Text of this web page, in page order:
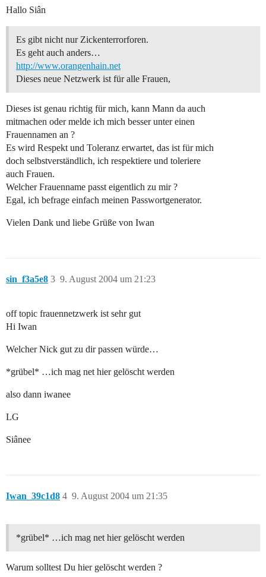
Hallo Siân
Es gibt nicht nur Zickenterrorforen.
Es geht auch anders…
http://www.orangenhain.net
Dieses neue Netzwerk ist für alle Frauen,
Dieses ist genau richtig für mich, kann Mann da auch
mitmachen oder melde ich mich besser unter einen
Frauennamen an ?
Es wird Respekt und Toleranz erwartet, das ist für mich
doch selbstverständlich, ich respektiere und toleriere
auch Frauen.
Welcher Frauenname passt eigentlich zu mir ?
Egal, ich befrage einfach meinen Passwortgenerator.
Vielen Dank und liebe Grüße von Iwan
sin_f3a5e8 9. August 2004 um 21:23
3
off topic frauennetzwerk ist sehr gut
Hi Iwan
Welcher Nick gut zu dir passen würde…
*grübel* …ich mag net hier gelöscht werden
also dann iwanee
LG
Siânee
Iwan_39c1d8 9. August 2004 um 21:35
4
*grübel* …ich mag net hier gelöscht werden
Warum solltest Du hier gelöscht werden ?